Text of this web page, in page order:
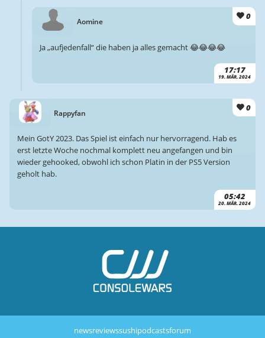
Aomine 0
17:17
19. MÄR. 2024
Ja „aufjedenfall“ die haben ja alles gemacht 😂😂😂😂
Rappyfan
0
05:42
20. MÄR. 2024
Mein GotY 2023. Das Spiel ist einfach nur hervorragend. Hab es
erst letzte Woche nochmal komplett neu angefangen und bin
wieder gehooked, obwohl ich schon Platin in der PS5 Version
geholt hab.
newsreviewssushipodcastsforum